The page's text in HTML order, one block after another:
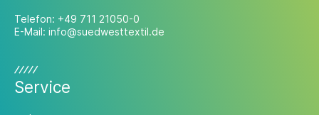
Telefon: +49 711 21050-0
E-Mail: info@suedwesttextil.de
Service